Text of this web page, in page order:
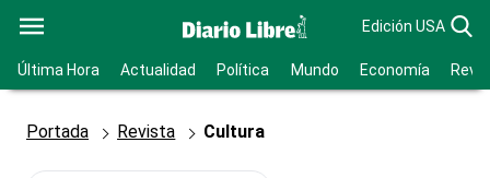
Edición USA
Última Hora Actualidad Política Mundo Economía
Portada Revista Cultura